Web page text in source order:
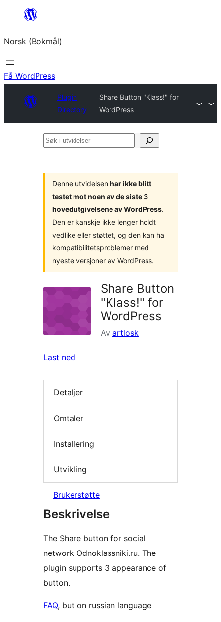
Hopp
innhold
Norsk (Bokmål)
Få WordPress
Plugin
Directory
Share Button "Klass!" for
WordPress
Søk
Denne utvidelsen har ikke blitt
testet mot noen av de siste 3
hovedutgivelsene av WordPress.
Den er kanskje ikke lenger holdt
vedlike eller støttet, og den kan ha
kompatibilitetsproblemer med
nyeste versjoner av WordPress.
Share Button
"Klass!" for
WordPress
Av artlosk
Last ned
Detaljer
Omtaler
Installering
Utvikling
Brukerstøtte
Beskrivelse
The Share button for social
network Odnoklassniki.ru. The
plugin supports 3 appearance of
button.
FAQ, but on russian language